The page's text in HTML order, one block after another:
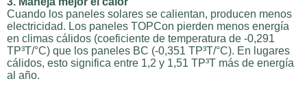
Cuando los paneles solares se calientan, producen menos
electricidad. Los paneles TOPCon pierden menos energía
en climas cálidos (coeficiente de temperatura de -0,291
TP³T/°C) que los paneles BC (-0,351 TP³T/°C). En lugares
cálidos, esto significa entre 1,2 y 1,51 TP³T más de energía
al año.